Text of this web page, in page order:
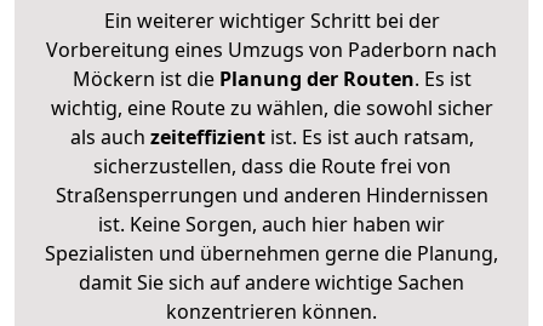
Ein weiterer wichtiger Schritt bei der
Vorbereitung eines Umzugs von Paderborn nach
Möckern ist diePlanung der Routen. Es ist
wichtig, eine Route zu wählen, die sowohl sicher
als auch zeiteffizientist. Es ist auch ratsam,
sicherzustellen, dass die Route frei von
Straßensperrungen und anderen Hindernissen
ist. Keine Sorgen, auch hier haben wir
Spezialisten und übernehmen gerne die Planung,
damit Sie sich auf andere wichtige Sachen
konzentrieren können.